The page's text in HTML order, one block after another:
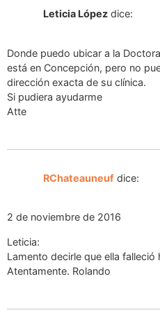
Leticia López dice:
Donde puedo ubicar a la
está en Concepción, pero no
dirección exacta de su clínica.
Si pudiera ayudarme
Atte
RChateauneuf dice:
2 de noviembre de 2016
Leticia:
Lamento decirle que ella
Atentamente. Rolando